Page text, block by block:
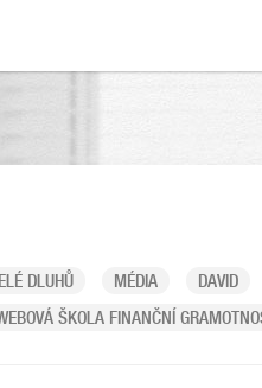
DLUHŮ MÉDIA DAVID
ŠKOLA FINANČNÍ